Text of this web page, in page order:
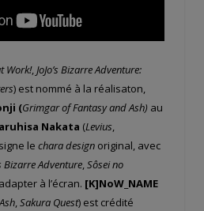
Work!,JoJo’s Bizarre Adventure:
) est nommé à la réalisaton,
(Grimgar of Fantasy and Ash) au
Nakata (Levius,
le chara design original, avec
Bizarre Adventure,Sôsei no
à l’écran. [K]NoW_NAME
,Sakura Quest) est crédité